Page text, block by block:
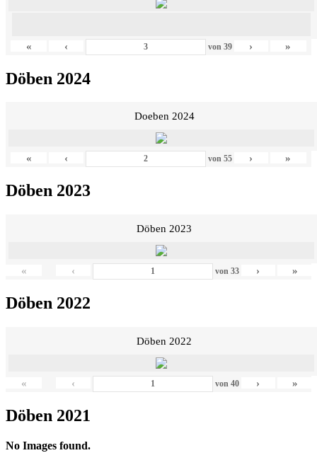
« ‹ von 39 › »
Döben 2024
Doeben 2024
« ‹ von 55 › »
Döben 2023
Döben 2023
« ‹ von 33 › »
Döben 2022
Döben 2022
« ‹ von 40 › »
Döben 2021
No Images found.